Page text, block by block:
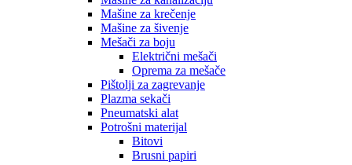
Mašine za krečenje
Mašine za šivenje
Mešači za boju
Električni mešači
Oprema za mešače
Pištolji za zagrevanje
Plazma sekači
Pneumatski alat
Potrošni materijal
Bitovi
Brusni papiri